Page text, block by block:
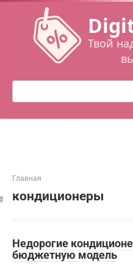
Перейти
контенту
Твой
Поиск:
Главная
кондиционеры
Недорогие
бюджетную модель